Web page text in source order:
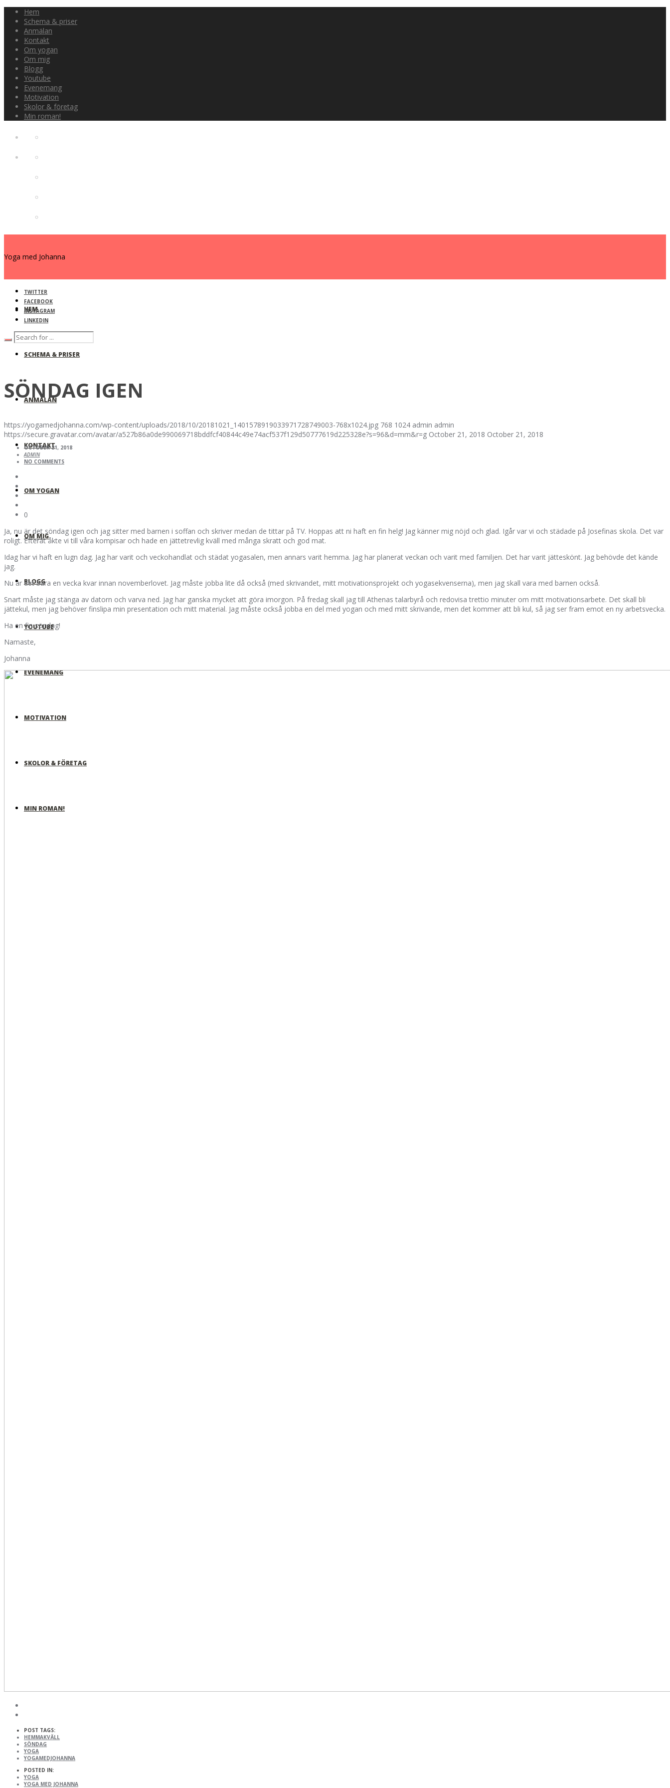
Hem
Schema & priser
Anmälan
Kontakt
Om yogan
Om mig
Blogg
Youtube
Evenemang
Motivation
Skolor & företag
Min roman!
Yoga med Johanna
HEM
SCHEMA & PRISER
ANMÄLAN
KONTAKT
OM YOGAN
OM MIG
BLOGG
YOUTUBE
EVENEMANG
MOTIVATION
SKOLOR & FÖRETAG
MIN ROMAN!
TWITTER
FACEBOOK
INSTAGRAM
LINKEDIN
SÖNDAG IGEN
https://yogamedjohanna.com/wp-content/uploads/2018/10/20181021_1401578919033971728749003-768x1024.jpg 768 1024 admin admin
https://secure.gravatar.com/avatar/a527b86a0de990069718bddfcf40844c49e74acf537f129d50777619d225328e?s=96&d=mm&r=g October 21, 2018 October 21, 2018
OCTOBER 21, 2018
ADMIN
NO COMMENTS
0
Ja, nu är det söndag igen och jag sitter med barnen i soffan och skriver medan de tittar på TV. Hoppas att ni haft en fin helg! Jag känner mig nöjd och glad. Igår var vi och städade på Josefinas skola. Det var
roligt. Efteråt åkte vi till våra kompisar och hade en jättetrevlig kväll med många skratt och god mat.
Idag har vi haft en lugn dag. Jag har varit och veckohandlat och städat yogasalen, men annars varit hemma. Jag har planerat veckan och varit med familjen. Det har varit jätteskönt. Jag behövde det kände
jag.
Nu är det bara en vecka kvar innan novemberlovet. Jag måste jobba lite då också (med skrivandet, mitt motivationsprojekt och yogasekvenserna), men jag skall vara med barnen också.
Snart måste jag stänga av datorn och varva ned. Jag har ganska mycket att göra imorgon. På fredag skall jag till Athenas talarbyrå och redovisa trettio minuter om mitt motivationsarbete. Det skall bli
jättekul, men jag behöver finslipa min presentation och mitt material. Jag måste också jobba en del med yogan och med mitt skrivande, men det kommer att bli kul, så jag ser fram emot en ny arbetsvecka.
Ha en fin söndag!
Namaste,
Johanna
POST TAGS:
HEMMAKVÄLL
SÖNDAG
YOGA
YOGAMEDJOHANNA
POSTED IN:
YOGA
YOGA MED JOHANNA